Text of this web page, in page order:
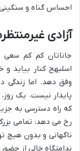
احساس گناه و
آزادی
جاناتان کم کم
اسلبهج کنار بیاید و
وفق دهد. اما زندگی
پایدار نیست. یک
که راه دسترسی به
رخ می دهد: تمامی
ناگهانی و بدون هیچ
ندامتگاه خالی از